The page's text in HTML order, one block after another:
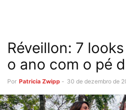
Réveillon: 7
o ano com o pé
Por Patricia Zwipp - 30 de dezembro de